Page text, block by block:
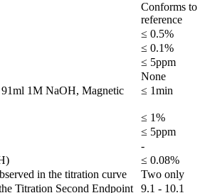
Conforms to
reference
≤ 0.5%
≤ 0.1%
≤ 5ppm
None
1M NaOH, Magnetic
≤ 1min
≤ 1%
≤ 5ppm
-
≤ 0.08%
in the titration curve
Two only
Titration Second Endpoint
9.1 - 10.1